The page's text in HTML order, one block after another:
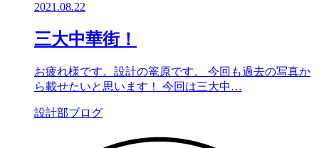
2021.08.22
三大中華街！
お疲れ様です。設計の篭原です。 今回も過去の写真か
ら載せたいと思います！ 今回は三大中…
設計部ブログ